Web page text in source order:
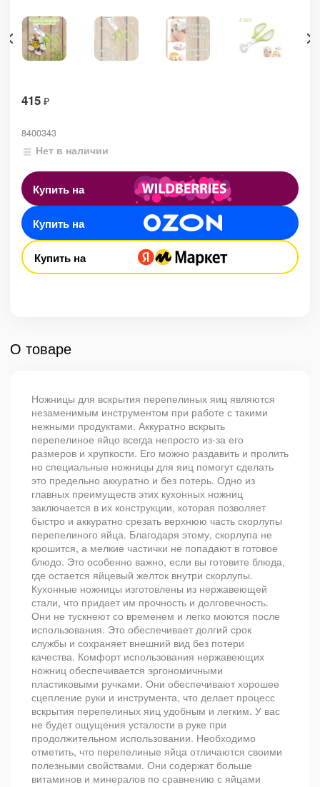
415 ₽
8400343
Нет в наличии
Купить на
Купить на
Купить на
О товаре
Ножницы для вскрытия перепелиных яиц являются
незаменимым инструментом при работе с такими
нежными продуктами. Аккуратно вскрыть
перепелиное яйцо всегда непросто из-за его
размеров и хрупкости. Его можно раздавить и пролить
но специальные ножницы для яиц помогут сделать
это предельно аккуратно и без потерь. Одно из
главных преимуществ этих кухонных ножниц
заключается в их конструкции, которая позволяет
быстро и аккуратно срезать верхнюю часть скорлупы
перепелиного яйца. Благодаря этому, скорлупа не
крошится, а мелкие частички не попадают в готовое
блюдо. Это особенно важно, если вы готовите блюда,
где остается яйцевый желток внутри скорлупы.
Кухонные ножницы изготовлены из нержавеющей
стали, что придает им прочность и долговечность.
Они не тускнеют со временем и легко моются после
использования. Это обеспечивает долгий срок
службы и сохраняет внешний вид без потери
качества. Комфорт использования нержавеющих
ножниц обеспечивается эргономичными
пластиковыми ручками. Они обеспечивают хорошее
сцепление руки и инструмента, что делает процесс
вскрытия перепелиных яиц удобным и легким. У вас
не будет ощущения усталости в руке при
продолжительном использовании. Необходимо
отметить, что перепелиные яйца отличаются своими
полезными свойствами. Они содержат больше
витаминов и минералов по сравнению с яйцами